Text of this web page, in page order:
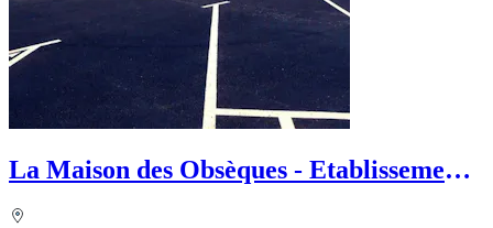
La Maison des Obsèques - Etablissements